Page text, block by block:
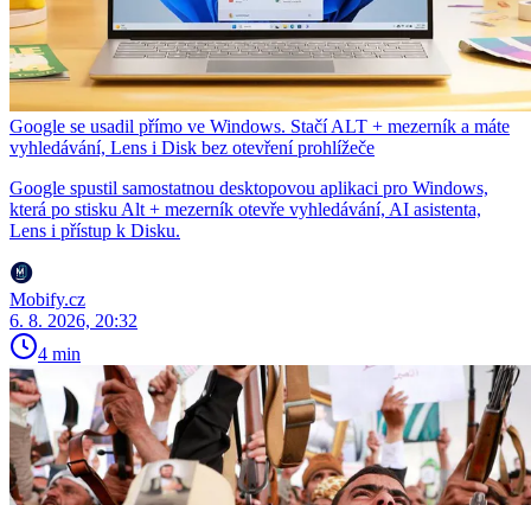
Google se usadil přímo ve Windows. Stačí ALT + mezerník a máte
vyhledávání, Lens i Disk bez otevření prohlížeče
Google spustil samostatnou desktopovou aplikaci pro Windows,
která po stisku Alt + mezerník otevře vyhledávání, AI asistenta,
Lens i přístup k Disku.
Mobify.cz
6. 8. 2026, 20:32
4 min